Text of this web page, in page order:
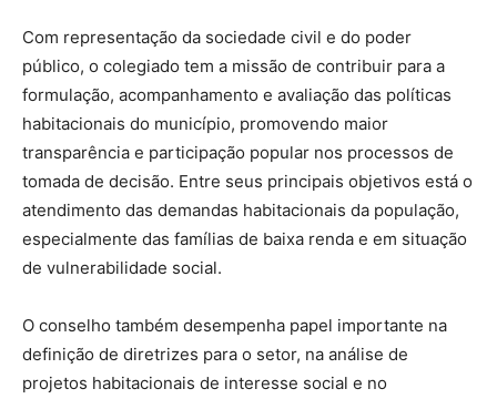
Com representação da sociedade civil e do poder
público, o colegiado tem a missão de contribuir para a
formulação, acompanhamento e avaliação das políticas
habitacionais do município, promovendo maior
transparência e participação popular nos processos de
tomada de decisão. Entre seus principais objetivos está o
atendimento das demandas habitacionais da população,
especialmente das famílias de baixa renda e em situação
de vulnerabilidade social.
O conselho também desempenha papel importante na
definição de diretrizes para o setor, na análise de
projetos habitacionais de interesse social e no